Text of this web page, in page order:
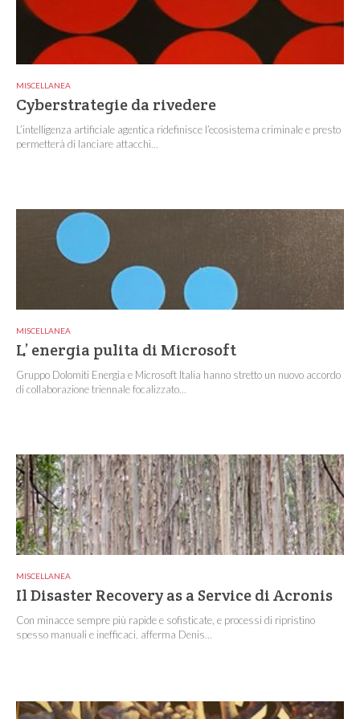
MISCELLANEA
Cyberstrategie da rivedere
L’intelligenza artificiale agentica ridefinisce l’ecosistema criminale e presto
permetterà di lanciare attacchi...
MISCELLANEA
L’ energia pulita di Microsoft
Gruppo Dolomiti Energia e Microsoft Italia hanno stretto un nuovo accordo
di collaborazione triennale focalizzato...
MISCELLANEA
Il Disaster Recovery as a Service di Acronis
Con minacce sempre più rapide e sofisticate, e processi di ripristino
spesso manuali e inefficaci, afferma Denis...